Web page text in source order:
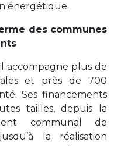
énergétique.
des communes
accompagne plus de
et près de 700
Ses financements
tailles, depuis la
communal de
la réalisation